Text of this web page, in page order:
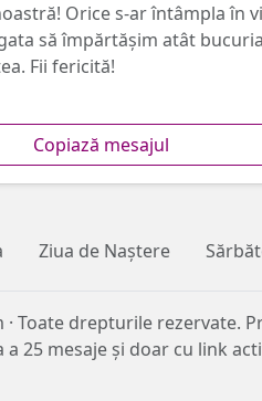
Orice s-ar întâmpla în
să împărtășim atât
Fii fericită!
Copiază mesajul
Ziua de Naștere
Toate drepturile rezervate.
25 mesaje și doar cu link